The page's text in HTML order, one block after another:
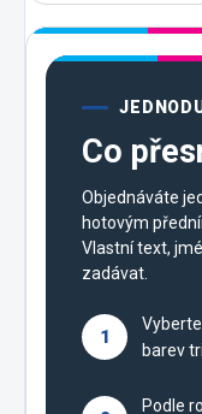
Co
Objednáváte
hotovým
Vlastní text,
zadávat.
1
barev
Podle